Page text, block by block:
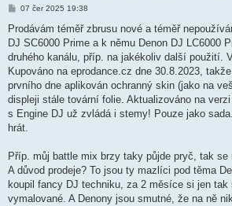
P
í
p
ě
e
k
07 čer 2025 19:38
Prodávám téměř zbrusu nové a téměř
DJ SC6000 Prime a k němu Denon DJ LC6000
druhého kanálu, příp. na jakékoliv další použití.
Kupováno na eprodance.cz dne 30.8.2023,
prvního dne aplikován ochranný skin (jako na
displeji stále tovární folie. Aktualizováno na
s Engine DJ už zvládá i stemy! Pouze jako
hrát.
Příp. můj battle mix brzy taky půjde pryč, tak se
A důvod prodeje? To jsou ty mazlíci pod těma
koupil fancy DJ techniku, za 2 měsíce si jen tak
vymalované. A Denony jsou smutné, že na ně